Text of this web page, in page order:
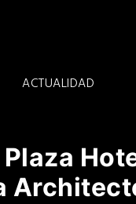
ACTUALIDAD